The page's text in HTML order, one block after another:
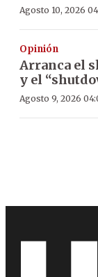
Agosto 10, 2026
Opinión
Arranca el
y el
Agosto 9, 2026